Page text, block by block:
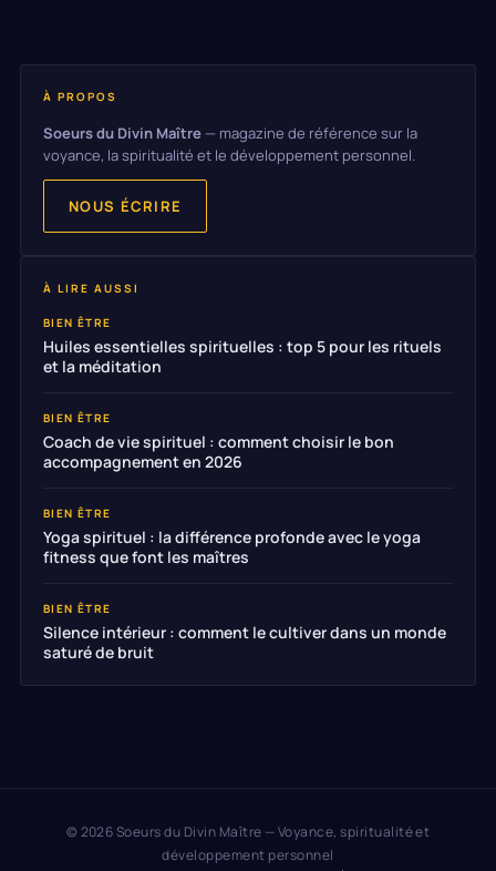
À PROPOS
Soeurs du Divin Maître — magazine de référence sur la
voyance, la spiritualité et le développement personnel.
NOUS ÉCRIRE
À LIRE AUSSI
BIEN ÊTRE
Huiles essentielles spirituelles : top 5 pour les rituels
et la méditation
BIEN ÊTRE
Coach de vie spirituel : comment choisir le bon
accompagnement en 2026
BIEN ÊTRE
Yoga spirituel : la différence profonde avec le yoga
fitness que font les maîtres
BIEN ÊTRE
Silence intérieur : comment le cultiver dans un monde
saturé de bruit
© 2026 Soeurs du Divin Maître — Voyance, spiritualité et
développement personnel